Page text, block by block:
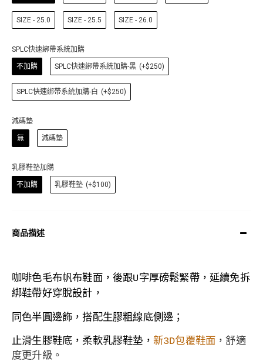
SIZE - 25.0 SIZE - 25.5 SIZE - 26.0
SPLC快速綁帶系統加購
不加購 SPLC快速綁帶系統加購-黑 (+$250)
SPLC快速綁帶系統加購-白 (+$250)
減碼墊
無 減碼墊
乳膠鞋墊加購
不加購 乳膠鞋墊 (+$100)
商品描述
咖啡色毛布帆布鞋面，後跟U字厚磅鬆緊帶，延續免拆
綁鞋帶好穿脫設計，
同色半圓邊飾，搭配生膠粗線底側邊；
止滑生膠鞋底， 柔軟乳膠鞋墊， 新3D包覆鞋面 ，舒適
度更升級。